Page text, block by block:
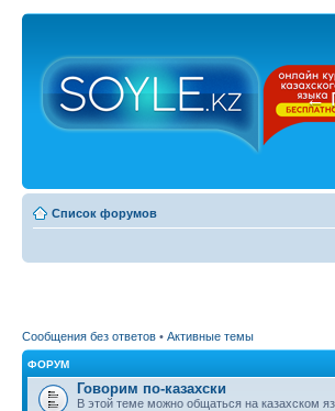
←
Список форумов
Сообщения без ответов • Активные темы
ФОРУМ
Говорим по-казахски
В этой теме можно общаться на казахском